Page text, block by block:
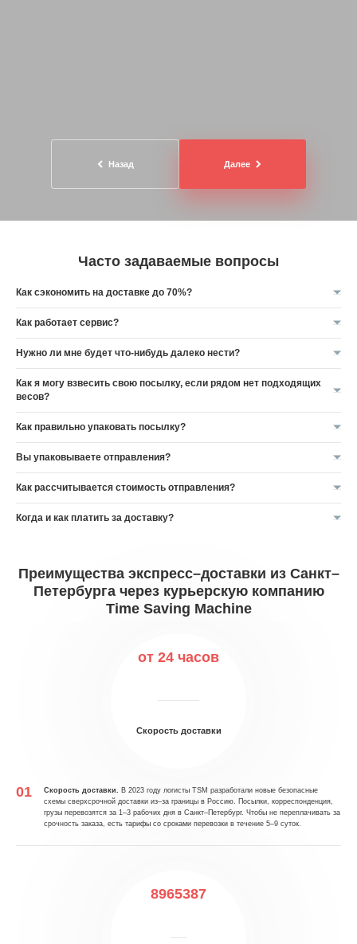
Назад Далее
Часто задаваемые вопросы
Как сэкономить на доставке до 70%?
Как работает сервис?
Нужно ли мне будет что-нибудь далеко нести?
Как я могу взвесить свою посылку, если рядом нет подходящих
весов?
Как правильно упаковать посылку?
Вы упаковываете отправления?
Как рассчитывается стоимость отправления?
Когда и как платить за доставку?
Преимущества экспресс–доставки из Санкт–
Петербурга через курьерскую компанию
Time Saving Machine
от 24 часов
Скорость доставки
Скорость доставки.
В 2023 году логисты TSM разработали новые безопасные
схемы сверхсрочной доставки из–за границы в Россию. Посылки, корреспонденция,
грузы перевозятся за 1–3 рабочих дня в Санкт–Петербург. Чтобы не переплачивать за
срочность заказа, есть тарифы со сроками перевозки в течение 5–9 суток.
8965387